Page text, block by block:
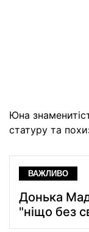
Юна
статуру та
ВАЖЛИВО
Донька
"ніщо без